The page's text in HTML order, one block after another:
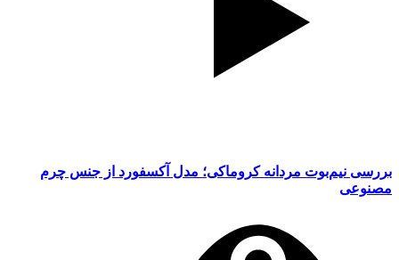
بررسی نیم‌بوت مردانه کروماکی؛ مدل آکسفورد از جنس چرم
مصنوعی